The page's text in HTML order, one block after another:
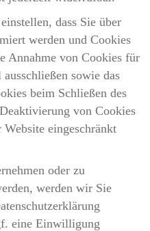
dass Sie über
werden und Cookies
Annahme von Cookies für
sowie das
beim Schließen des
von Cookies
eingeschränkt
oder zu
werden wir Sie
eine Einwilligung